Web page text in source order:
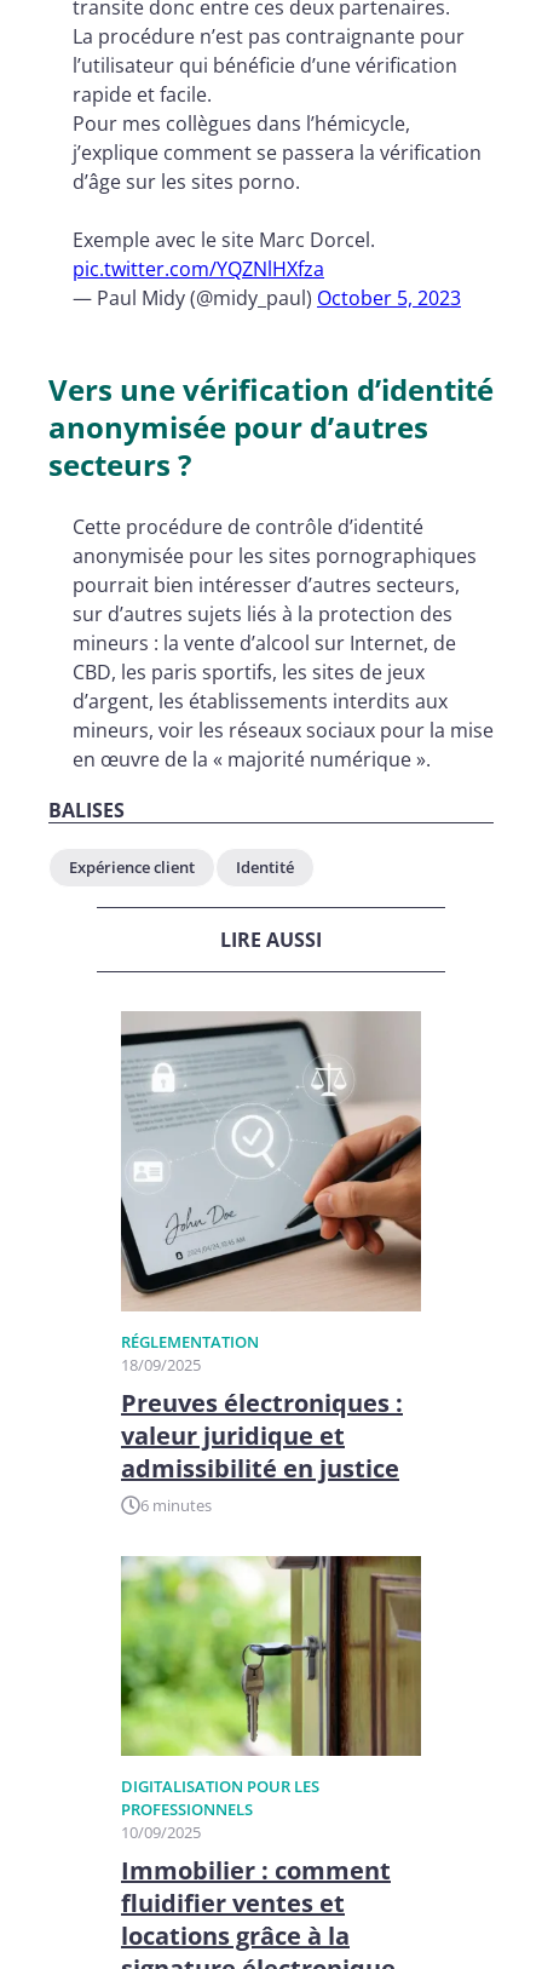
transite donc entre ces deux partenaires.
La procédure n’est pas contraignante pour
l’utilisateur qui bénéficie d’une vérification
rapide et facile.
Pour mes collègues dans l’hémicycle,
j’explique comment se passera la vérification
d’âge sur les sites porno.
Exemple avec le site Marc Dorcel.
pic.twitter.com/YQZNlHXfza
— Paul Midy (@midy_paul) October 5, 2023
Vers une vérification d’identité
anonymisée pour d’autres
secteurs ?
Cette procédure de contrôle d’identité
anonymisée pour les sites pornographiques
pourrait bien intéresser d’autres secteurs,
sur d’autres sujets liés à la protection des
mineurs : la vente d’alcool sur Internet, de
CBD, les paris sportifs, les sites de jeux
d’argent, les établissements interdits aux
mineurs, voir les réseaux sociaux pour la mise
en œuvre de la « majorité numérique ».
BALISES
Expérience client Identité
LIRE AUSSI
RÉGLEMENTATION
18/09/2025
Preuves électroniques :
valeur juridique et
admissibilité en justice
6 minutes
DIGITALISATION POUR LES
PROFESSIONNELS
10/09/2025
Immobilier : comment
fluidifier ventes et
locations grâce à la